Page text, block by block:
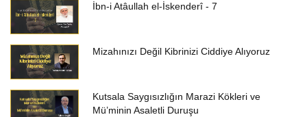
İbn-i Atâullah el-İskenderî - 7
Mizahınızı Değil Kibrinizi Ciddiye Alıyoruz
Kutsala Saygısızlığın Marazi Kökleri ve
Mü’minin Asaletli Duruşu